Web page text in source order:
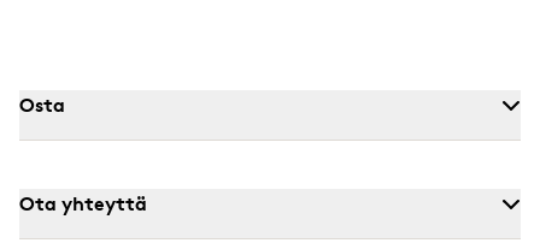
Osta
Ota yhteyttä